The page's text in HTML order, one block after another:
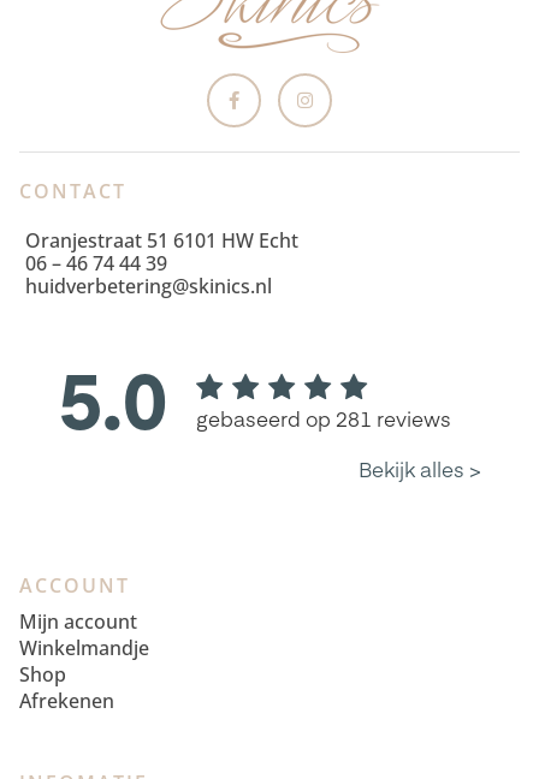
CONTACT
Oranjestraat 51 6101 HW Echt
06 – 46 74 44 39
huidverbetering@skinics.nl
ACCOUNT
Mijn account
Winkelmandje
Shop
Afrekenen